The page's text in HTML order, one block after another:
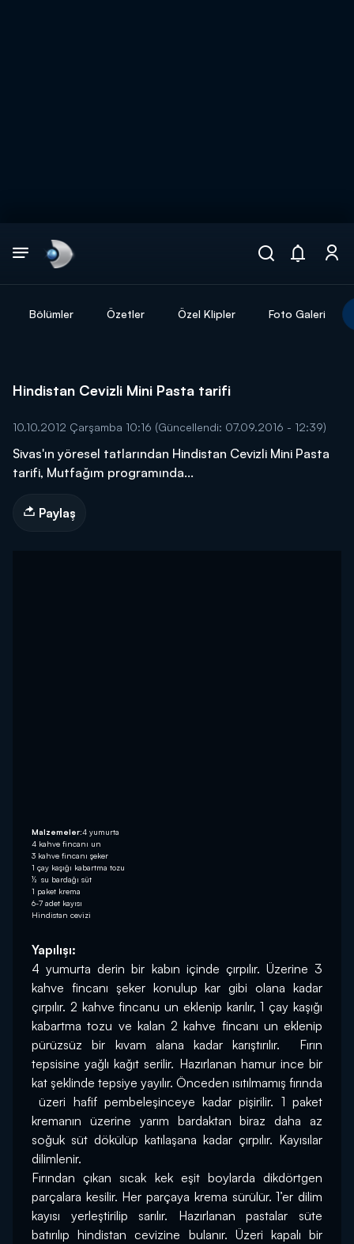
Bölümler Özetler Özel Klipler Foto Galeri
Hindistan Cevizli Mini Pasta tarifi
10.10.2012 Çarşamba 10:16 (Güncellendi: 07.09.2016 - 12:39)
Sivas'ın yöresel tatlarından Hindistan Cevizli Mini Pasta
tarifi, Mutfağım programında...
Paylaş
Malzemeler:4 yumurta
4 kahve fincanı un
3 kahve fincanı şeker
1 çay kaşığı kabartma tozu
½ su bardağı süt
1 paket krema
6-7 adet kayısı
Hindistan cevizi
Yapılışı:
4 yumurta derin bir kabın içinde çırpılır. Üzerine 3
kahve fincanı şeker konulup kar gibi olana kadar
çırpılır. 2 kahve fincanu un eklenip karılır, 1 çay kaşığı
kabartma tozu ve kalan 2 kahve fincanı un eklenip
pürüzsüz bir kıvam alana kadar karıştırılır.  Fırın
tepsisine yağlı kağıt serilir. Hazırlanan hamur ince bir
kat şeklinde tepsiye yayılır. Önceden ısıtılmamış fırında
üzeri hafif pembeleşinceye kadar pişirilir. 1 paket
kremanın üzerine yarım bardaktan biraz daha az
soğuk süt dökülüp katılaşana kadar çırpılır. Kayısılar
dilimlenir.
Fırından çıkan sıcak kek eşit boylarda dikdörtgen
parçalara kesilir. Her parçaya krema sürülür. 1’er dilim
kayısı yerleştirilip sarılır. Hazırlanan pastalar süte
batırılıp hindistan cevizine bulanır. Üzeri kapalı bir